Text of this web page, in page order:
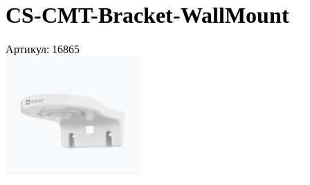
CS-CMT-Bracket-WallMount
Артикул: 16865